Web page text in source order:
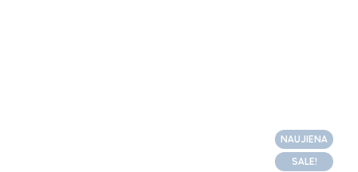
NAUJIENA
SALE!